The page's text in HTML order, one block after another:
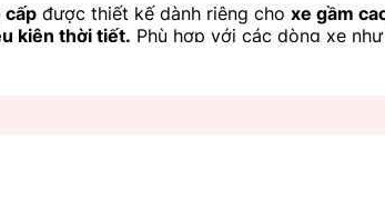
cấp được thiết kế dành riêng cho xe gầm
kiện thời tiết. Phù hợp với các dòng xe như